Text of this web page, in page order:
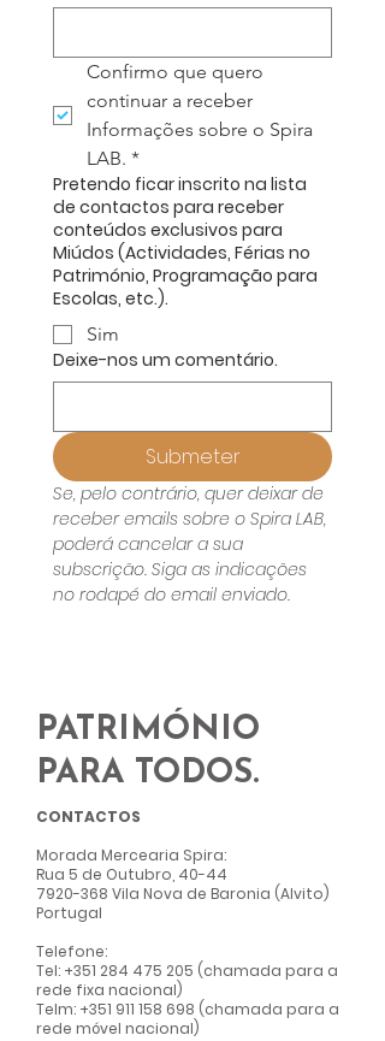
Confirmo que quero
continuar a receber
Informações sobre o Spira
LAB. *
Pretendo ficar inscrito na lista
de contactos para receber
conteúdos exclusivos para
Miúdos (Actividades, Férias no
Património, Programação para
Escolas, etc.).
Sim
Deixe-nos um comentário.
Submeter
Se, pelo contrário, quer deixar de
receber emails sobre o Spira LAB,
poderá cancelar a sua
subscrição. Siga as indicações
no rodapé do email enviado.
PATRIMÓNIO
PARA TODOS.
CONTACTOS
Morada Mercearia Spira:
Rua 5 de Outubro, 40-44
7920-368 Vila Nova de Baronia (Alvito)
Portugal
Telefone:
Tel: +351 284 475 205 (chamada para a
rede fixa nacional)
Telm: +351 911 158 698 (chamada para a
rede móvel nacional)